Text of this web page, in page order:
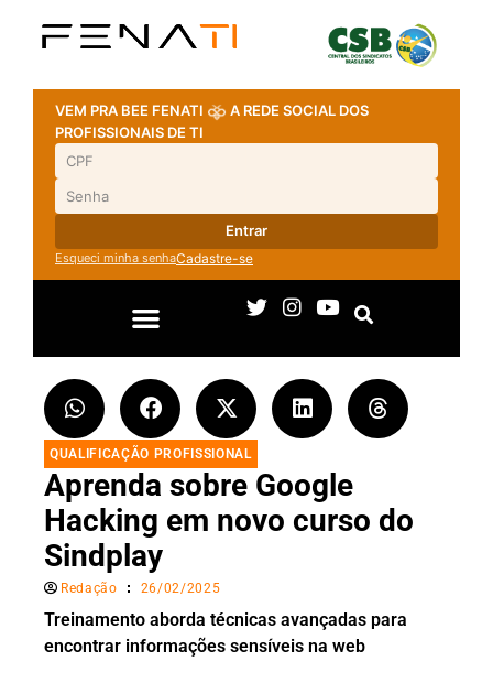
VEM PRA BEE FENATI
A REDE SOCIAL DOS
PROFISSIONAIS DE TI
Entrar
Esqueci minha senhaCadastre-se
QUALIFICAÇÃO PROFISSIONAL
Aprenda sobre Google
Hacking em novo curso do
Sindplay
Redação 26/02/2025
Treinamento aborda técnicas avançadas para
encontrar informações sensíveis na web